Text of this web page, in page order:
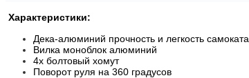
Характеристики:
Дека-алюминий прочность и легкость самоката
Вилка моноблок алюминий
4х болтовый хомут
Поворот руля на 360 градусов